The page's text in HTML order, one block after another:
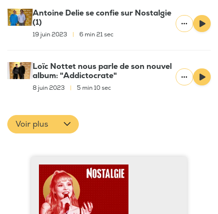
Antoine Delie se confie sur Nostalgie
(1)
19 juin 2023 6 min 21 sec
Loïc Nottet nous parle de son nouvel
album: "Addictocrate"
8 juin 2023 5 min 10 sec
Voir plus